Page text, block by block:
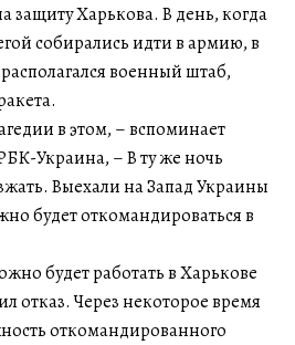
защиту Харькова. В день, когда
собирались идти в армию, в
военный штаб,
в этом, – вспоминает
Украина, – В ту же ночь
Выехали на Запад Украины
будет откомандироваться в
будет работать в Харькове
отказ. Через некоторое время
откомандированного